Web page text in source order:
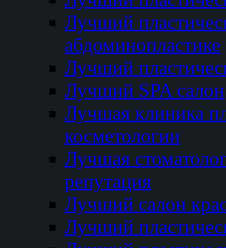
Лучший
абдоминопластике
Лучший
Лучший SPA салон
Лучшая клиника
косметологии
Лучшая
репутация
Лучший салон
Лучший